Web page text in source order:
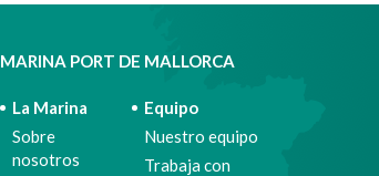
MARINA PORT DE MALLORCA
La Marina
Sobre
nosotros
Equipo
Nuestro equipo
Trabaja con